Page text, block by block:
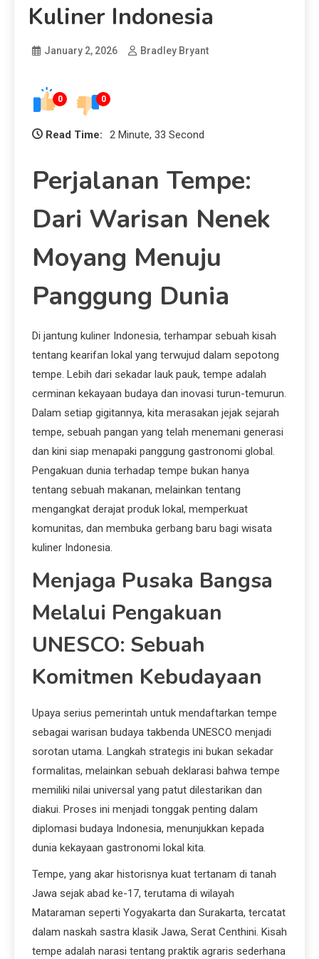
Kuliner Indonesia
January 2, 2026 Bradley Bryant
0 0
Read Time: 2 Minute, 33 Second
Perjalanan Tempe:
Dari Warisan Nenek
Moyang Menuju
Panggung Dunia
Di jantung kuliner Indonesia, terhampar sebuah kisah
tentang kearifan lokal yang terwujud dalam sepotong
tempe. Lebih dari sekadar lauk pauk, tempe adalah
cerminan kekayaan budaya dan inovasi turun-temurun.
Dalam setiap gigitannya, kita merasakan jejak sejarah
tempe, sebuah pangan yang telah menemani generasi
dan kini siap menapaki panggung gastronomi global.
Pengakuan dunia terhadap tempe bukan hanya
tentang sebuah makanan, melainkan tentang
mengangkat derajat produk lokal, memperkuat
komunitas, dan membuka gerbang baru bagi wisata
kuliner Indonesia.
Menjaga Pusaka Bangsa
Melalui Pengakuan
UNESCO: Sebuah
Komitmen Kebudayaan
Upaya serius pemerintah untuk mendaftarkan tempe
sebagai warisan budaya takbenda UNESCO menjadi
sorotan utama. Langkah strategis ini bukan sekadar
formalitas, melainkan sebuah deklarasi bahwa tempe
memiliki nilai universal yang patut dilestarikan dan
diakui. Proses ini menjadi tonggak penting dalam
diplomasi budaya Indonesia, menunjukkan kepada
dunia kekayaan gastronomi lokal kita.
Tempe, yang akar historisnya kuat tertanam di tanah
Jawa sejak abad ke-17, terutama di wilayah
Mataraman seperti Yogyakarta dan Surakarta, tercatat
dalam naskah sastra klasik Jawa, Serat Centhini. Kisah
tempe adalah narasi tentang praktik agraris sederhana